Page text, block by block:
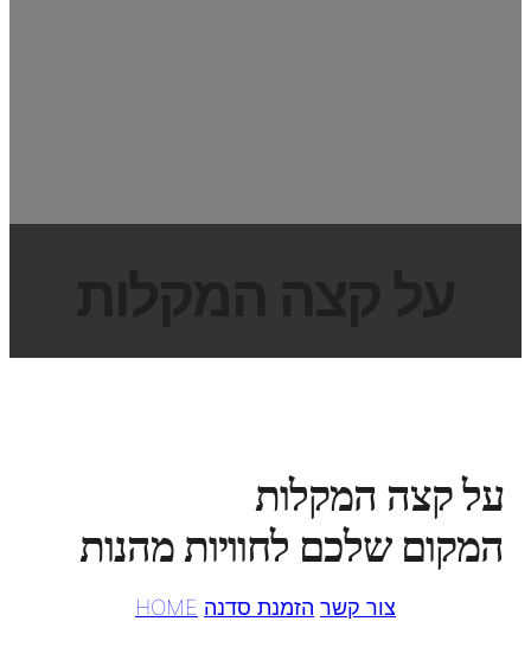
על קצה המקלות
המקום שלכם לחוויות מהנות
צור קשר הזמנת סדנה HOME